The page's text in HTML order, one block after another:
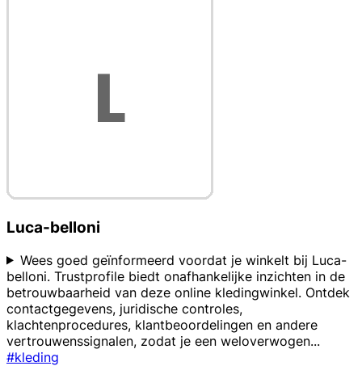
Luca-belloni
Wees goed geïnformeerd voordat je winkelt bij Luca-
belloni. Trustprofile biedt onafhankelijke inzichten in de
betrouwbaarheid van deze online kledingwinkel. Ontdek
contactgegevens, juridische controles,
klachtenprocedures, klantbeoordelingen en andere
vertrouwenssignalen, zodat je een weloverwogen...
#kleding